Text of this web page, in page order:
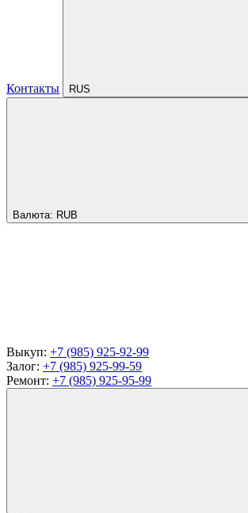
Контакты RUS
Валюта: RUB
Выкуп: +7 (985) 925-92-99
Залог: +7 (985) 925-99-59
Ремонт: +7 (985) 925-95-99